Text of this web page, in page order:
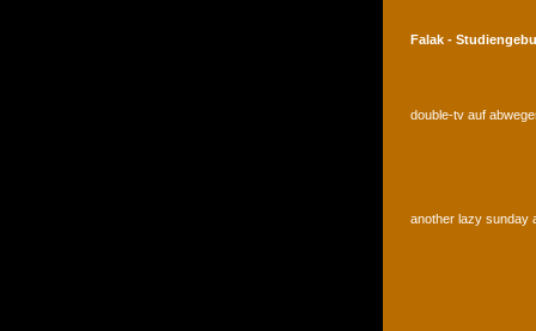
Falak -
double-tv auf
another lazy sunday